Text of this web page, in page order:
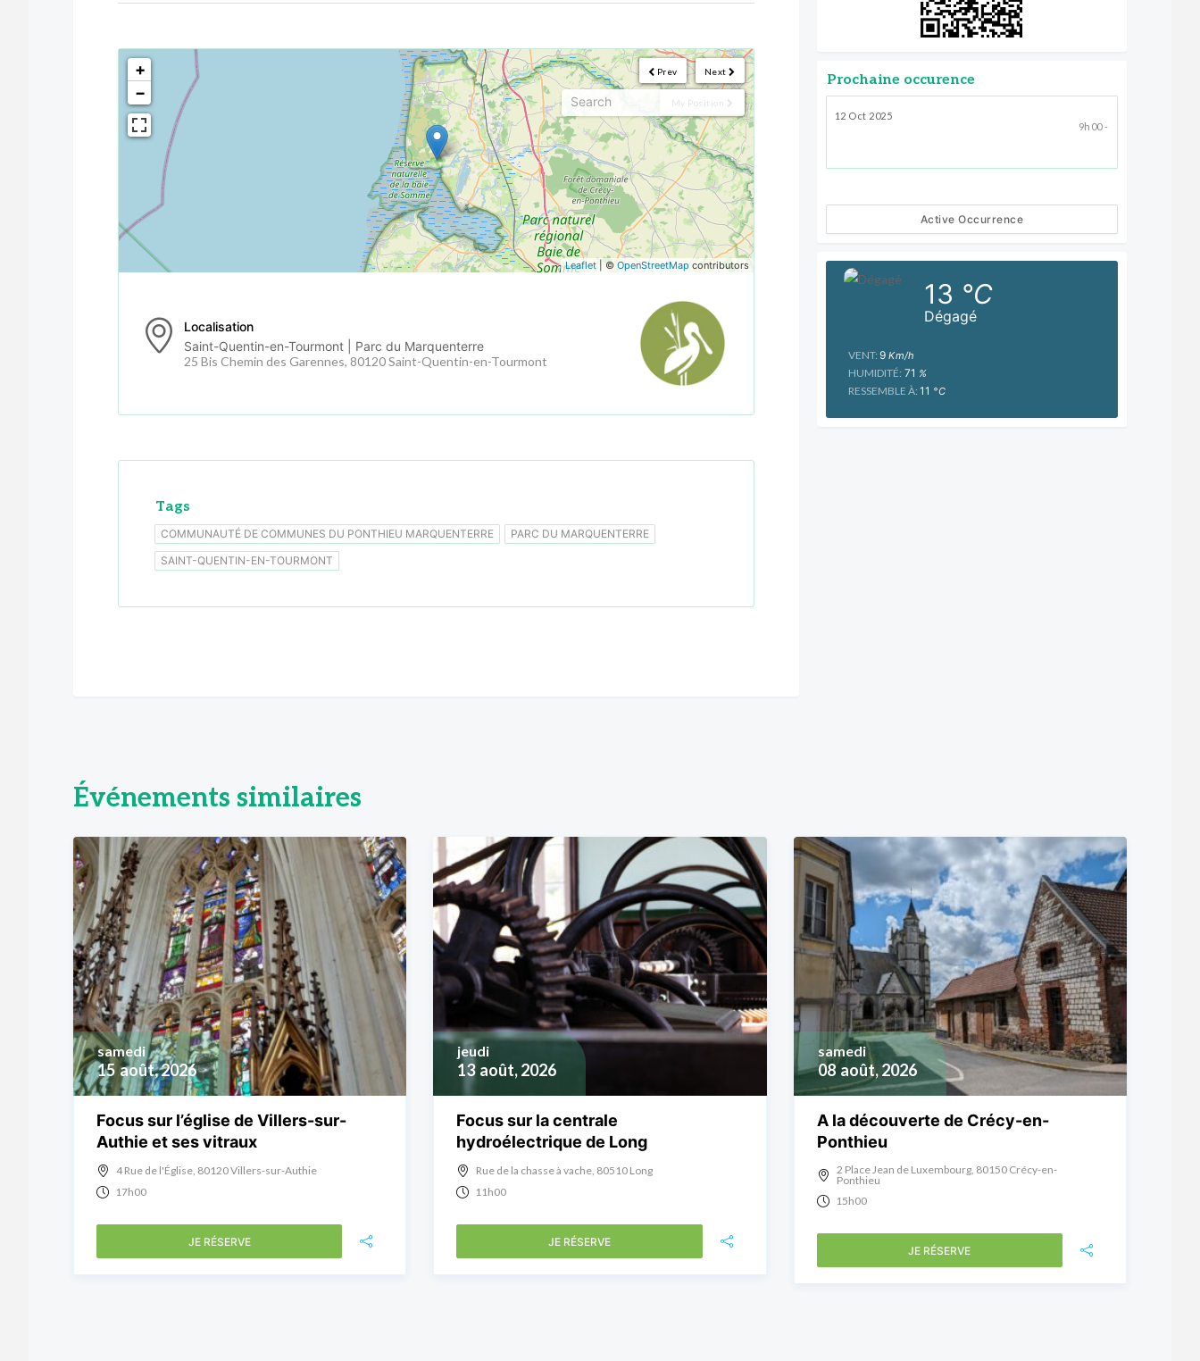
Next
Prev
My Position
<!---->
+
−
Leaflet| ©OpenStreetMap contributors
Localisation
Saint-Quentin-en-Tourmont | Parc du Marquenterre
25 Bis Chemin des Garennes, 80120 Saint-Quentin-en-Tourmont
Tags
COMMUNAUTÉ DE COMMUNES DU PONTHIEU MARQUENTERRE
PARC DU MARQUENTERRE
SAINT-QUENTIN-EN-TOURMONT
Prochaine occurence
12 Oct 2025
9h00 -
Active Occurrence
Dégagé
13 °C
VENT: 9Km/h
HUMIDITÉ: 71 %
RESSEMBLE À: 11 °C
Événements similaires
15 août, 2026
samedi
Focus sur l’église de Villers-sur-
Authie et ses vitraux
4 Rue de l'Église, 80120 Villers-sur-Authie
17h00
JE RÉSERVE
13 août, 2026
jeudi
Focus sur la centrale
hydroélectrique de Long
Rue de la chasse à vache, 80510 Long
11h00
JE RÉSERVE
08 août, 2026
samedi
A la découverte de Crécy-en-
Ponthieu
2 Place Jean de Luxembourg, 80150 Crécy-en-
Ponthieu
15h00
JE RÉSERVE